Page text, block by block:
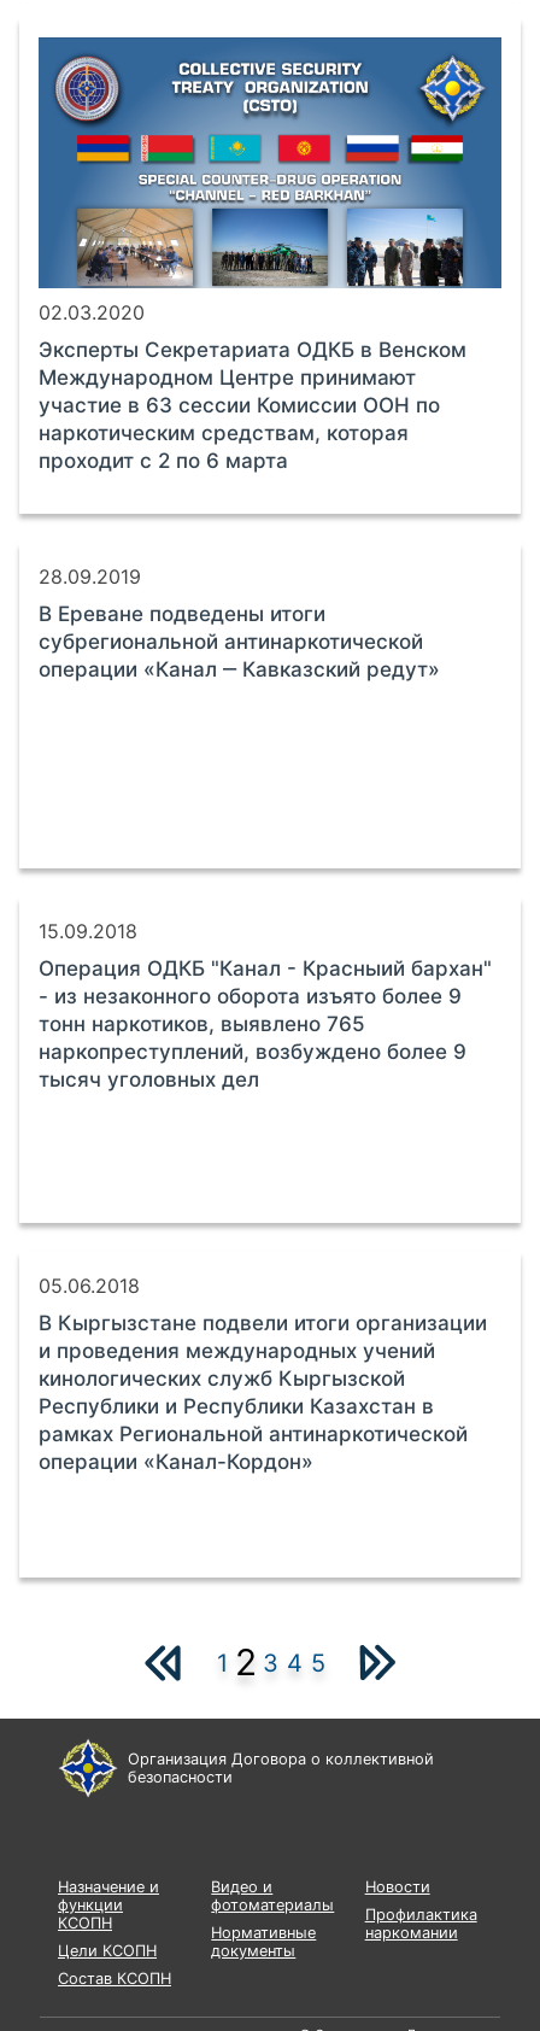
02.03.2020
Эксперты Секретариата ОДКБ в Венском
Международном Центре принимают
участие в 63 сессии Комиссии ООН по
наркотическим средствам, которая
проходит с 2 по 6 марта
28.09.2019
В Ереване подведены итоги
субрегиональной антинаркотической
операции «Канал ‒ Кавказский редут»
15.09.2018
Операция ОДКБ "Канал - Красныий бархан"
- из незаконного оборота изъято более 9
тонн наркотиков, выявлено 765
наркопреступлений, возбуждено более 9
тысяч уголовных дел
05.06.2018
В Кыргызстане подвели итоги организации
и проведения международных учений
кинологических служб Кыргызской
Республики и Республики Казахстан в
рамках Региональной антинаркотической
операции «Канал-Кордон»
1 2 3 4 5
Организация Договора о коллективной
безопасности
Назначение и
функции
КСОПН
Цели КСОПН
Состав КСОПН
Видео и
фотоматериалы
Нормативные
документы
Новости
Профилактика
наркомании